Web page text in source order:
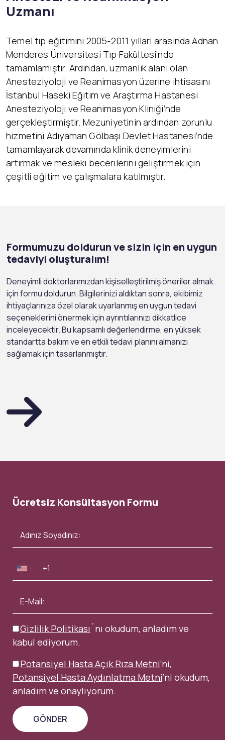
Uzmanı
Temel tıp eğitimini 2005-2011 yılları arasında Adnan
Menderes Üniversitesi Tıp Fakültesi’nde
tamamlamıştır. Ardından, uzmanlık alanı olan
Anesteziyoloji ve Reanimasyon üzerine ihtisasını
İstanbul Haseki Eğitim ve Araştırma Hastanesi
Anesteziyoloji ve Reanimasyon Kliniği’nde
gerçekleştirmiştir. Mezuniyetinin ardından zorunlu
hizmetini Adıyaman Gölbaşı Devlet Hastanesi’nde
tamamlayarak devamında klinik deneyimlerini
artırmak ve mesleki becerilerini geliştirmek için
çeşitli eğitim ve çalışmalara katılmıştır.
Formumuzu doldurun ve sizin için en uygun
tedaviyi oluşturalım!
Deneyimli doktorlarımızdan kişiselleştirilmiş öneriler almak
için formu doldurun. Bilgilerinizi aldıktan sonra, ekibimiz
ihtiyaçlarınıza özel olarak uyarlanmış en uygun tedavi
seçeneklerini önermek için ayrıntılarınızı dikkatlice
inceleyecektir. Bu kapsamlı değerlendirme, en yüksek
standartta bakım ve en etkili tedavi planını almanızı
sağlamak için tasarlanmıştır.
Ücretsiz Konsültasyon Formu
Gizlilik Politikası ´nı okudum, anladım ve
kabul ediyorum.
Potansiyel Hasta Açık Rıza Metni’ni,
Potansiyel Hasta Aydınlatma Metni’ni okudum,
anladım ve onaylıyorum.